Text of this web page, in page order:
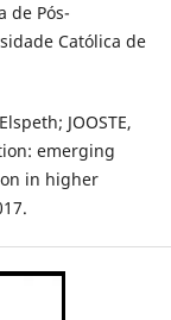
de Pós-
Católica de
JOOSTE,
emerging
in higher